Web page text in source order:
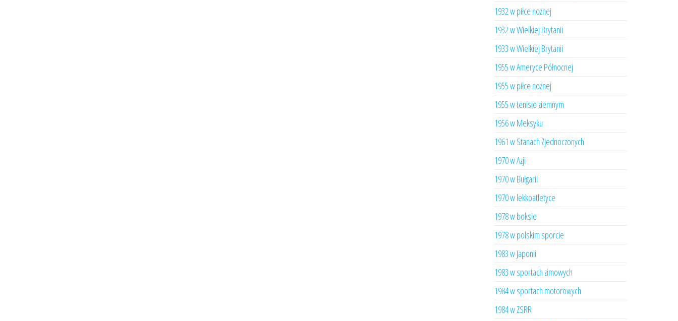
1932 w piłce nożnej
1932 w Wielkiej Brytanii
1933 w Wielkiej Brytanii
1955 w Ameryce Północnej
1955 w piłce nożnej
1955 w tenisie ziemnym
1956 w Meksyku
1961 w Stanach Zjednoczonych
1970 w Azji
1970 w Bułgarii
1970 w lekkoatletyce
1978 w boksie
1978 w polskim sporcie
1983 w Japonii
1983 w sportach zimowych
1984 w sportach motorowych
1984 w ZSRR